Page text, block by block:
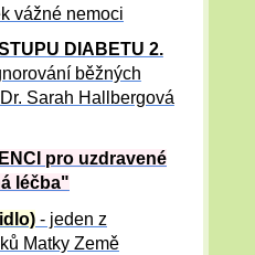
vážné nemoci
DIABETU 2.
běžných
Sarah Hallbergová
pro uzdravené
léčba"
- jeden z
Matky Země